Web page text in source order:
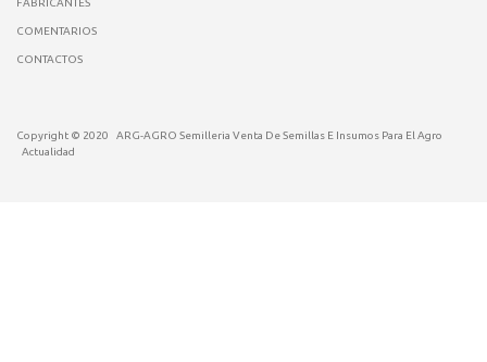
FABRICANTES
COMENTARIOS
CONTACTOS
Copyright © 2020
ARG-AGRO Semilleria Venta De Semillas E Insumos Para El Agro
Actualidad